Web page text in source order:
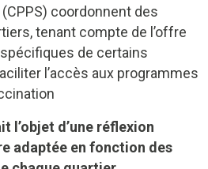
coordonnent des
tenant compte de l’offre
de certains
l’accès aux programmes
l’objet d’une réflexion
adaptée en fonction des